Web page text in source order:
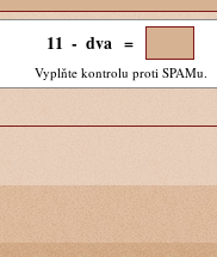
11 - dva =
Vyplňte kontrolu proti SPAMu.